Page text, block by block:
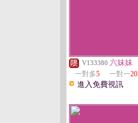
V133380 六妹妹
一對多5 一對一20
進入免費視訊